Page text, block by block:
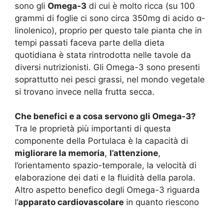
sono gli Omega-3 di cui è molto ricca (su 100
grammi di foglie ci sono circa 350mg di acido α-
linolenico), proprio per questo tale pianta che in
tempi passati faceva parte della dieta
quotidiana è stata rintrodotta nelle tavole da
diversi nutrizionisti. Gli Omega-3 sono presenti
soprattutto nei pesci grassi, nel mondo vegetale
si trovano invece nella frutta secca.
Che benefici e a cosa servono gli Omega-3?
Tra le proprietà più importanti di questa
componente della Portulaca è la capacità di
migliorare la memoria, l’attenzione,
l’orientamento spazio-temporale, la velocità di
elaborazione dei dati e la fluidità della parola.
Altro aspetto benefico degli Omega-3 riguarda
l’apparato cardiovascolare in quanto riescono